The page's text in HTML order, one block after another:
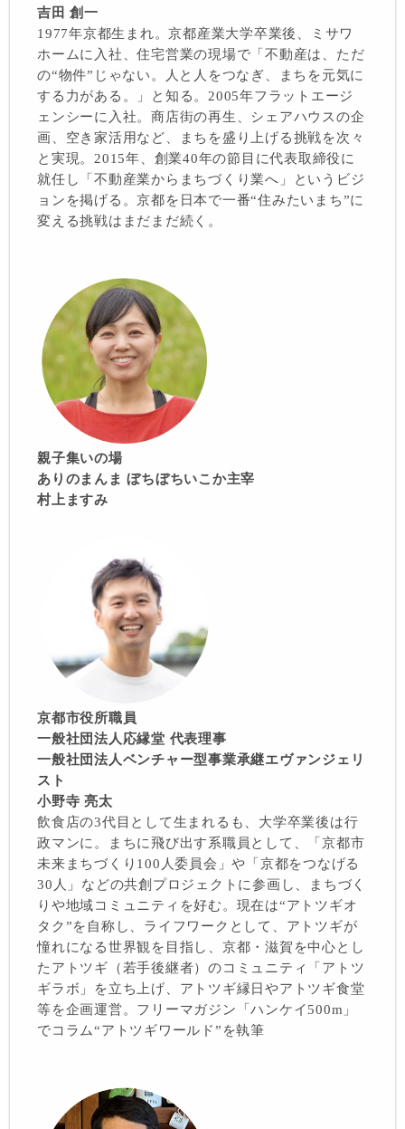
吉田 創一
1977年京都生まれ。京都産業大学卒業後、ミサワ
ホームに入社、住宅営業の現場で「不動産は、ただ
の“物件”じゃない。人と人をつなぎ、まちを元気に
する力がある。」と知る。2005年フラットエージ
ェンシーに入社。商店街の再生、シェアハウスの企
画、空き家活用など、まちを盛り上げる挑戦を次々
と実現。2015年、創業40年の節目に代表取締役に
就任し「不動産業からまちづくり業へ」というビジ
ョンを掲げる。京都を日本で一番“住みたいまち”に
変える挑戦はまだまだ続く。
親子集いの場
ありのまんま ぼちぼちいこか主宰
村上ますみ
京都市役所職員
一般社団法人応縁堂 代表理事
一般社団法人ベンチャー型事業承継エヴァンジェリ
スト
小野寺 亮太
飲食店の3代目として生まれるも、大学卒業後は行
政マンに。まちに飛び出す系職員として、「京都市
未来まちづくり100人委員会」や「京都をつなげる
30人」などの共創プロジェクトに参画し、まちづく
りや地域コミュニティを好む。現在は“アトツギオ
タク”を自称し、ライフワークとして、アトツギが
憧れになる世界観を目指し、京都・滋賀を中心とし
たアトツギ（若手後継者）のコミュニティ「アトツ
ギラボ」を立ち上げ、アトツギ縁日やアトツギ食堂
等を企画運営。フリーマガジン「ハンケイ500m」
でコラム“アトツギワールド”を執筆